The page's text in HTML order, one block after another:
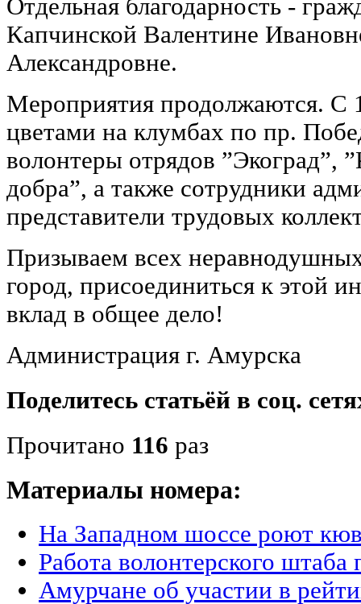
Отдельная благодарность -
Капчинской Валентине
Александровне.
Мероприятия продолжаются. С
цветами на клумбах по пр.
волонтеры отрядов ”Экоград”,
добра”, а также сотрудники
представители трудовых
Призываем всех
город, присоединиться к этой
вклад в общее дело!
Администрация г. Амурска
Поделитесь статьёй в соц.
Прочитано 116 раз
Материалы номера:
На Западном шоссе роют
Работа волонтерского
Амурчане об участии в